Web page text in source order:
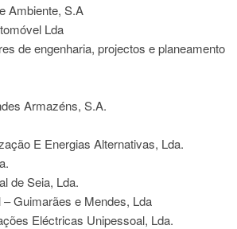
Ambiente, S.A
Lda
de engenharia, projectos e planeamento
Armazéns, S.A.
E Energias Alternativas, Lda.
de Seia, Lda.
Guimarães e Mendes, Lda
Eléctricas Unipessoal, Lda.